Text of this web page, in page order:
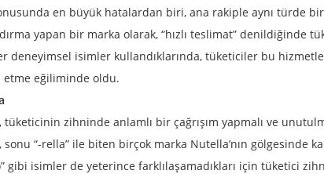
en büyük hatalardan biri, ana rakiple aynı türde
yapan bir marka olarak, “hızlı teslimat” denildiğinde
deneyimsel isimler kullandıklarında, tüketiciler bu
etme eğiliminde oldu.
tüketicinin zihninde anlamlı bir çağrışım yapmalı ve
“-rella” ile biten birçok marka Nutella’nın gölgesinde
gibi isimler de yeterince farklılaşamadıkları için tüketici